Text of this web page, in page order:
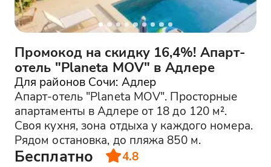
Промокод на скидку 16,4%! Апарт-
отель "Planeta MOV" в Адлере
Для районов Сочи: Адлер
Апарт-отель "Planeta MOV". Просторные
апартаменты в Адлере от 18 до 120 м².
Своя кухня, зона отдыха у каждого номера.
Рядом остановка, до пляжа 850 м.
Бесплатно 4.8